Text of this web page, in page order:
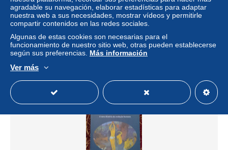
Nuno Álvares Pereira - Jaime Nogueira Pinto
± 19,54 US$
Estatus Privado
Nuevo
agradable su navegación, elaborar estadísticas para adaptar
nuestra web a sus necesidades, mostrar vídeos y permitirle
compartir contenidos en las redes sociales.
Algunas de estas cookies son necesarias para el
funcionamiento de nuestro sitio web, otras pueden establecerse
según sus preferencias. Más información
Ver más